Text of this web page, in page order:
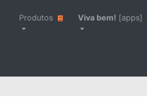
Produtos Viva bem! [apps]